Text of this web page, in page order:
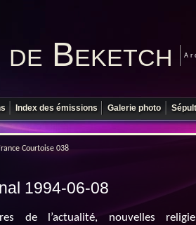
Beketch
Index des émissions Galerie photo
Courtoise 038
1994-06-08
de l’actualité, nouvelles